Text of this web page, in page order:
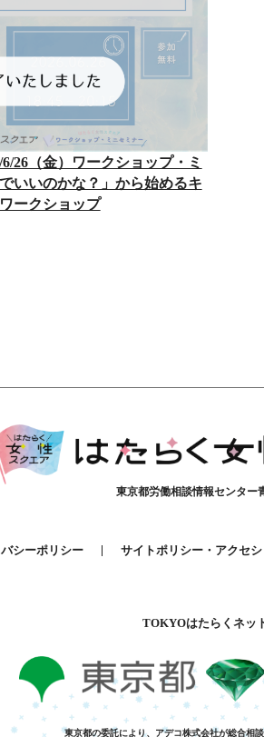
6/26（金）ワークショップ・ミ
いいのかな？」から始めるキ
ークショップ
東京都労働相談情報センター
シーポリシー サイトポリシー・アクセ
TOKYOはたらくネッ
東京都の委託により、アデコ株式会社が総合相